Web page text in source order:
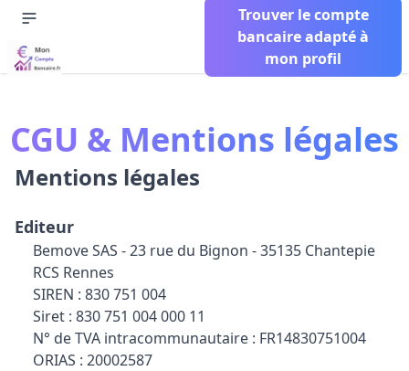
Trouver le compte
bancaire adapté à
mon profil
CGU & Mentions légales
Mentions légales
Editeur
Bemove SAS - 23 rue du Bignon - 35135 Chantepie
RCS Rennes
SIREN : 830 751 004
Siret : 830 751 004 000 11
N° de TVA intracommunautaire : FR14830751004
ORIAS : 20002587